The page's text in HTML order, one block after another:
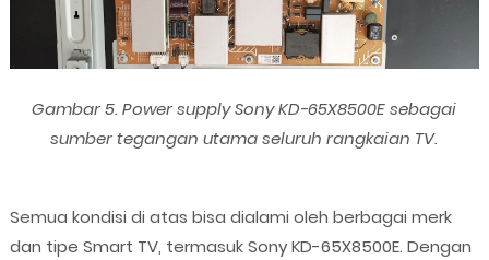
Gambar 5. Power supply Sony KD-65X8500E sebagai
sumber tegangan utama seluruh rangkaian TV.
Semua kondisi di atas bisa dialami oleh berbagai merk
dan tipe Smart TV, termasuk Sony KD-65X8500E. Dengan